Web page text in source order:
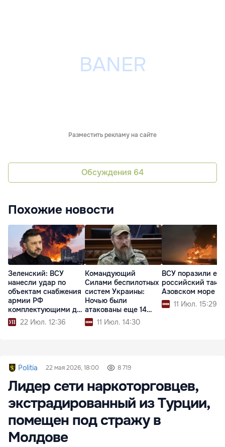
Разместить рекламу на сайте
Обсуждения 64
Похожие новости
Зеленский: ВСУ
нанесли удар по
объектам снабжения
армии РФ
комплектующими для
дронов22 Июл. 12:36
Командующий
Силами беспилотных
систем Украины:
Ночью были
атакованы еще 14
судов РФ
11 Июл. 14:30
ВСУ поразили
российский
Азовском море
11 Июл. 15:29
Politia 22 мая 2026, 18:00 8 719
Лидер сети наркоторговцев,
экстрадированный из Турции,
помещен под стражу в
Молдове